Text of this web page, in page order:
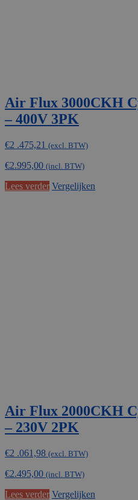
Air Flux 3000CKH
– 400V 3PK
€2 .475,21 (excl. BTW)
€2.995,00 (incl. BTW)
Lees verder Vergelijken
Air Flux 2000CKH
– 230V 2PK
€2 .061,98 (excl. BTW)
€2.495,00 (incl. BTW)
Lees verder Vergelijken